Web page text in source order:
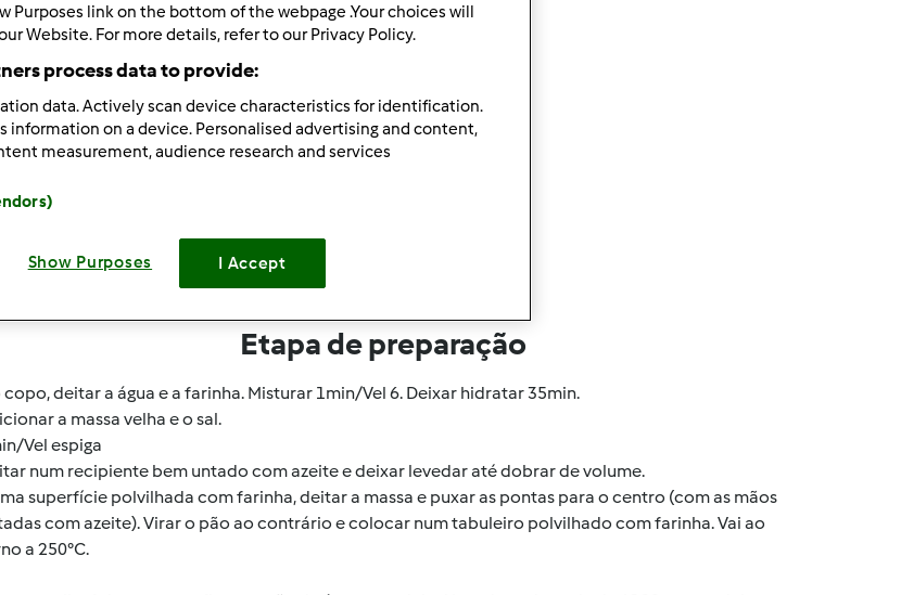
Nível
Etapa de preparação
copo, deitar a água e a farinha. Misturar 1min/Vel 6. Deixar hidratar 35min.
a massa velha e o sal.
Vel espiga
num recipiente bem untado com azeite e deixar levedar até dobrar de volume.
superfície polvilhada com farinha, deitar a massa e puxar as pontas para o centro (com as mãos
com azeite). Virar o pão ao contrário e colocar num tabuleiro polvilhado com farinha. Vai ao
a 250°C.
Purposes link on the bottom of the webpage .Your choices will
Website. For more details, refer to our Privacy Policy.
process data to provide:
data. Actively scan device characteristics for identification.
information on a device. Personalised advertising and content,
measurement, audience research and services
Show Purposes I Accept